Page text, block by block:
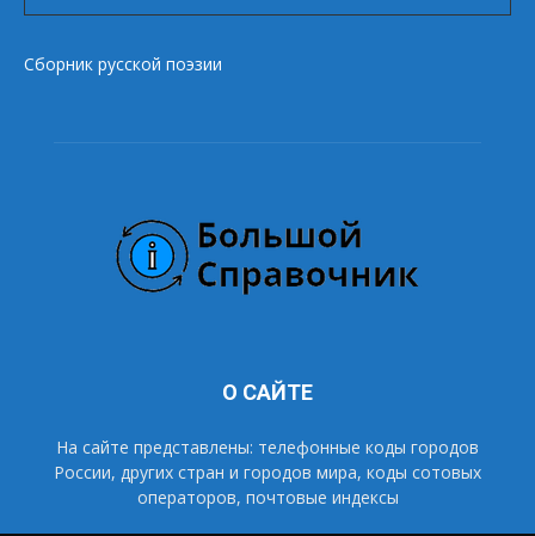
Сборник русской поэзии
О САЙТЕ
На сайте представлены: телефонные коды городов
России, других стран и городов мира, коды сотовых
операторов, почтовые индексы